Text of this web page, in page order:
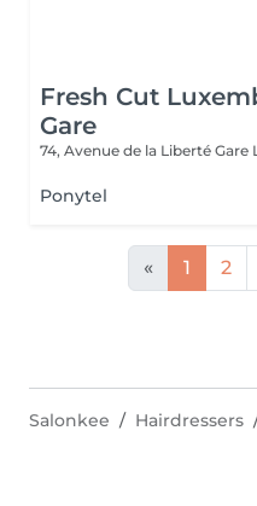
Fresh Cut
Gare
74, Avenue de la Liberté Gare
Ponytel
« 1 2
Salonkee Hairdressers